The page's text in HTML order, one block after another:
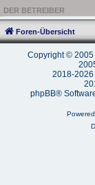
DER BETREIBER
Foren-Übersicht
Copyright © 2005
2018-2026
phpBB®